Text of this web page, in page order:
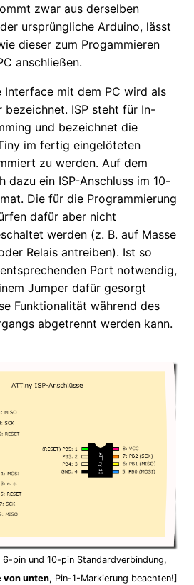
zwar aus derselben
ursprüngliche Arduino, lässt
dieser zum Progammieren
anschließen.
Interface mit dem PC wird als
bezeichnet. ISP steht für In-
und bezeichnet die
im fertig eingelöteten
zu werden. Auf dem
dazu ein ISP-Anschluss im 10-
Die für die Programmierung
dafür aber nicht
werden (z. B. auf Masse
Relais antreiben). Ist so
Port notwendig,
Jumper dafür gesorgt
Funktionalität während des
abgetrennt werden kann.
6-pin und 10-pin Standardverbindung,
von unten, Pin-1-Markierung beachten!]